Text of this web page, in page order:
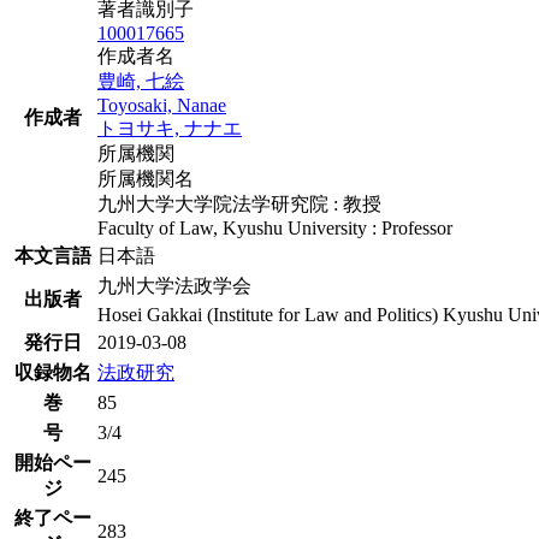
作成者
著者識別子
100017665
作成者名
豊崎, 七絵
Toyosaki, Nanae
トヨサキ, ナナエ
所属機関
所属機関名
九州大学大学院法学研究院 : 教授
Faculty of Law, Kyushu University : Professor
本文言語 日本語
出版者
九州大学法政学会
Hosei Gakkai (Institute for Law and Politics) Kyushu
発行日
2019-03-08
収録物名 法政研究
巻
85
号
3/4
開始ペー
ジ
245
終了ペー
283